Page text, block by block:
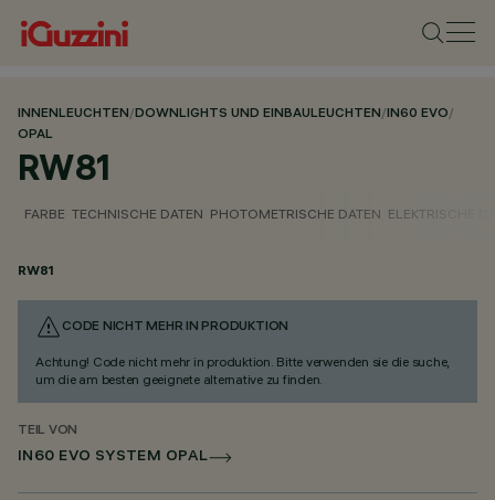
INNENLEUCHTEN/DOWNLIGHTS UND EINBAULEUCHTEN/IN60 EVO/
OPAL
RW81
FARBE TECHNISCHE DATEN PHOTOMETRISCHE DATEN ELEKTRISCHE
RW81
CODE NICHT MEHR IN PRODUKTION
Achtung! Code nicht mehr in produktion. Bitte verwenden sie die suche,
um die am besten geeignete alternative zu finden.
TEIL VON
IN60 EVO SYSTEM OPAL